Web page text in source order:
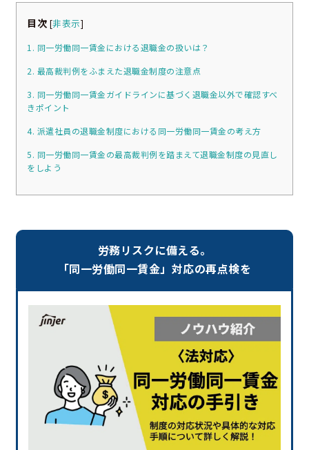
目次 [非表示]
1. 同一労働同一賃金における退職金の扱いは？
2. 最高裁判例をふまえた退職金制度の注意点
3. 同一労働同一賃金ガイドラインに基づく退職金以外で確認すべ
きポイント
4. 派遣社員の退職金制度における同一労働同一賃金の考え方
5. 同一労働同一賃金の最高裁判例を踏まえて退職金制度の見直し
をしよう
労務リスクに備える。
「同一労働同一賃金」対応の再点検を